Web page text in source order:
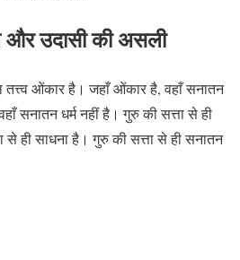
और उदासी की असली
ओंकार है। जहाँ ओंकार है, वहाँ सनातन
सनातन धर्म नहीं है। गुरु की सत्ता से ही
से ही साधना है। गुरु की सत्ता से ही सनातन